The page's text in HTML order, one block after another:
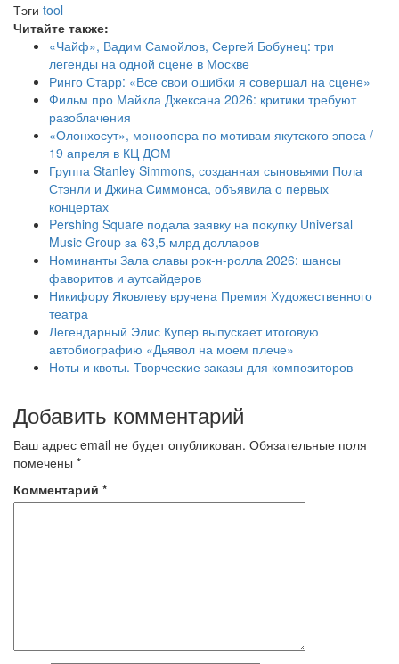
Тэги tool
Читайте также:
«Чайф», Вадим Самойлов, Сергей Бобунец: три
легенды на одной сцене в Москве
Ринго Старр: «Все свои ошибки я совершал на сцене»
Фильм про Майкла Джексана 2026: критики требуют
разоблачения
«Олонхосут», моноопера по мотивам якутского эпоса /
19 апреля в КЦ ДОМ
Группа Stanley Simmons, созданная сыновьями Пола
Стэнли и Джина Симмонса, объявила о первых
концертах
Pershing Square подала заявку на покупку Universal
Music Group за 63,5 млрд долларов
Номинанты Зала славы рок-н-ролла 2026: шансы
фаворитов и аутсайдеров
Никифору Яковлеву вручена Премия Художественного
театра
Легендарный Элис Купер выпускает итоговую
автобиографию «Дьявол на моем плече»
Ноты и квоты. Творческие заказы для композиторов
Добавить комментарий
Ваш адрес email не будет опубликован. Обязательные поля
помечены *
Комментарий *